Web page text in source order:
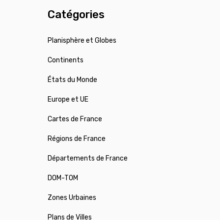
Catégories
Planisphère et Globes
Continents
États du Monde
Europe et UE
Cartes de France
Régions de France
Départements de France
DOM-TOM
Zones Urbaines
Plans de Villes